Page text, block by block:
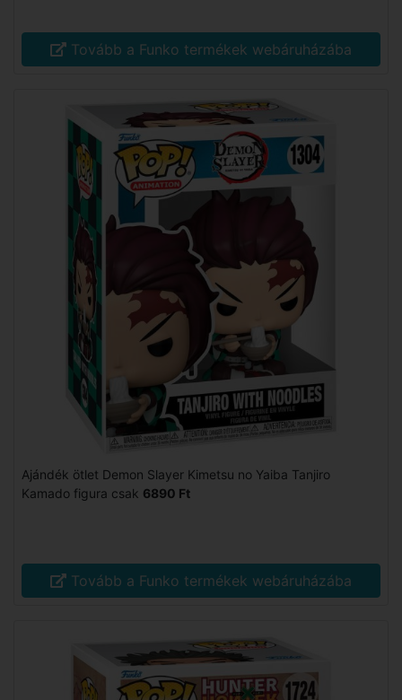
Tovább a Funko termékek webáruházába
Ajándék ötlet Demon Slayer Kimetsu no Yaiba Tanjiro
Kamado figura csak 6890 Ft
Tovább a Funko termékek webáruházába